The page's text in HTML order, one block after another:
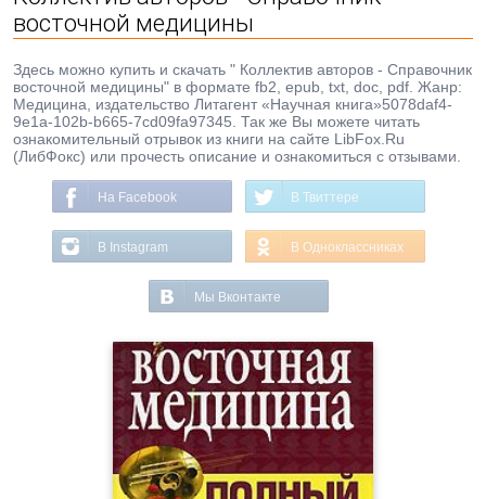
восточной медицины
Здесь можно купить и скачать " Коллектив авторов - Справочник
восточной медицины" в формате fb2, epub, txt, doc, pdf. Жанр:
Медицина, издательство Литагент «Научная книга»5078daf4-
9e1a-102b-b665-7cd09fa97345. Так же Вы можете читать
ознакомительный отрывок из книги на сайте LibFox.Ru
(ЛибФокс) или прочесть описание и ознакомиться с отзывами.
На Facebook В Твиттере
В Instagram В Одноклассниках
Мы Вконтакте